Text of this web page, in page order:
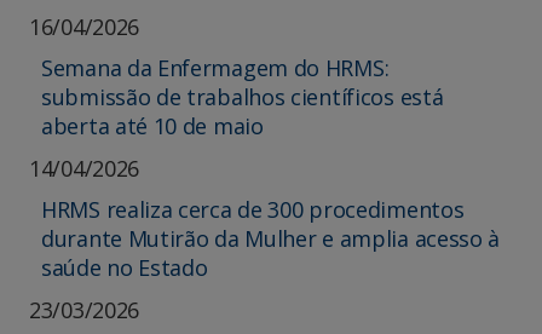
16/04/2026
Semana da Enfermagem do HRMS:
submissão de trabalhos científicos está
aberta até 10 de maio
14/04/2026
HRMS realiza cerca de 300 procedimentos
durante Mutirão da Mulher e amplia acesso à
saúde no Estado
23/03/2026